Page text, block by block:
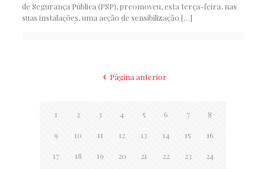
de Segurança Pública (PSP), preomoveu, esta terça-feira, nas
suas instalações, uma acção de sensibilização […]
Página anterior
1 2 3 4 5 6 7 8
9 10 11 12 13 14 15 16
17 18 19 20 21 22 23 24